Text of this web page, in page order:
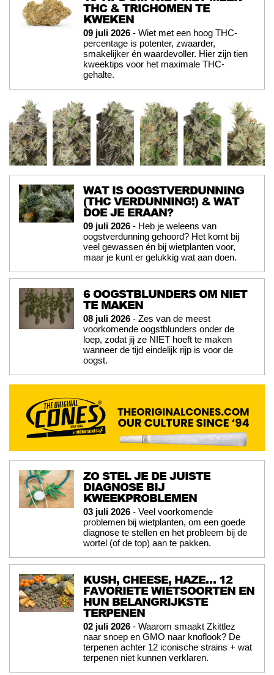
THC & TRICHOMEN TE
KWEKEN
09 juli 2026 - Wiet met een hoog THC-
percentage is potenter, zwaarder,
smakelijker én waardevoller. Hier zijn tien
kweektips voor het maximale THC-
gehalte.
WAT IS OOGSTVERDUNNING
(THC VERDUNNING!) & WAT
DOE JE ERAAN?
09 juli 2026 - Heb je weleens van
oogstverdunning gehoord? Het komt bij
veel gewassen én bij wietplanten voor,
maar je kunt er gelukkig wat aan doen.
6 OOGSTBLUNDERS OM NIET
TE MAKEN
08 juli 2026 - Zes van de meest
voorkomende oogstblunders onder de
loep, zodat jij ze NIET hoeft te maken
wanneer de tijd eindelijk rijp is voor de
oogst.
ZO STEL JE DE JUISTE
DIAGNOSE BIJ
KWEEKPROBLEMEN
03 juli 2026 - Veel voorkomende
problemen bij wietplanten, om een goede
diagnose te stellen en het probleem bij de
wortel (of de top) aan te pakken.
KUSH, CHEESE, HAZE… 12
FAVORIETE WIETSOORTEN EN
HUN BELANGRIJKSTE
TERPENEN
02 juli 2026 - Waarom smaakt Zkittlez
naar snoep en GMO naar knoflook? De
terpenen achter 12 iconische strains + wat
terpenen niet kunnen verklaren.